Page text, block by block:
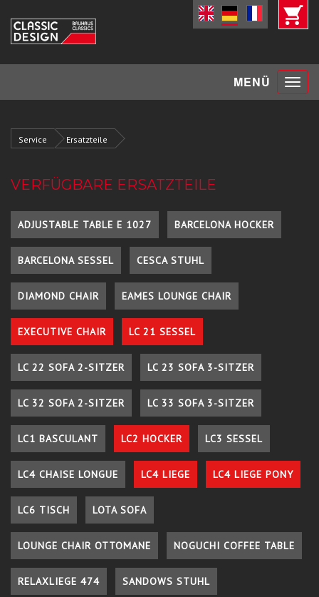
MENÜ Toggle
Service Ersatzteile
VERFÜGBARE ERSATZTEILE
ADJUSTABLE TABLE E 1027 BARCELONA HOCKER
BARCELONA SESSEL CESCA STUHL
DIAMOND CHAIR EAMES LOUNGE CHAIR
EXECUTIVE CHAIR LC 21 SESSEL
LC 22 SOFA 2-SITZER LC 23 SOFA 3-SITZER
LC 32 SOFA 2-SITZER LC 33 SOFA 3-SITZER
LC1 BASCULANT LC2 HOCKER LC3 SESSEL
LC4 CHAISE LONGUE LC4 LIEGE LC4 LIEGE PONY
LC6 TISCH LOTA SOFA
LOUNGE CHAIR OTTOMANE NOGUCHI COFFEE TABLE
RELAXLIEGE 474 SANDOWS STUHL